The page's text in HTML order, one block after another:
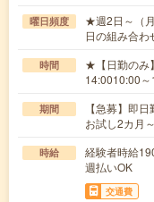
曜日頻度
★週2日～（
日の組み合わ
時間
★【日勤のみ
14:0010:00
期間
【急募】即
お試し2カ月
時給
経験者時給
週払いOK
交通費